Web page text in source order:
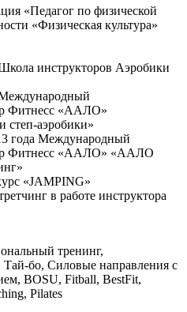
«Педагог по физической
«Физическая культура»
инструкторов Аэробики
Международный
Фитнесс «ААЛО»
степ-аэробики»
года Международный
Фитнесс «ААЛО» «ААЛО
«JAMPING»
в работе инструктора
тренинг,
бо, Силовые направления с
BOSU, Fitball, BestFit,
Pilates